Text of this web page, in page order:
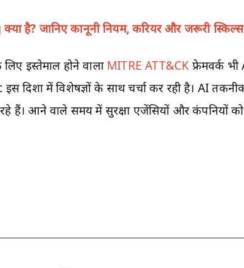
है? जानिए कानूनी नियम, करियर और जरूरी स्किल्स
इस्तेमाल होने वालाMITRE ATT&CK फ्रेमवर्क
दिशा में विशेषज्ञों के साथ चर्चा कर रही है। AI
हैं। आने वाले समय में सुरक्षा एजेंसियों और कंपनियों को